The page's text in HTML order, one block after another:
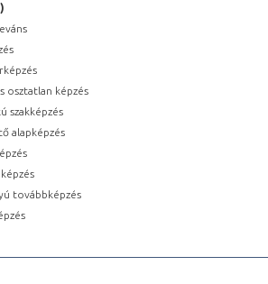
osztatlan képzés
szakképzés
alapképzés
továbbképzés